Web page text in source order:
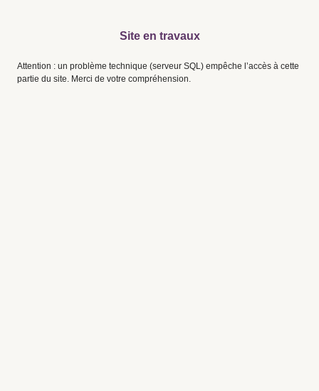
Site en travaux
Attention : un problème technique (serveur SQL) empêche l’accès à cette
partie du site. Merci de votre compréhension.